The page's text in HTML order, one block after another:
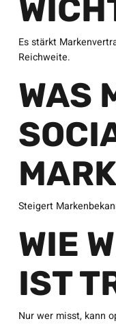
Es stärkt
Reichweite.
WAS
Steigert
WIE
IST
Nur wer misst, kann